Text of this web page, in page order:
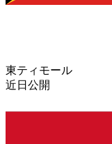
東ティモール
近日公開